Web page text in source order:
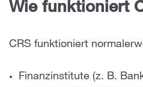
Wie funktioniert
CRS funktioniert
Finanzinstitute (z. B.